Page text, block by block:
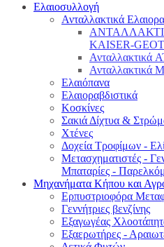
Ελαιοσυλλογή
Ανταλλακτικά
KAISER-
Ανταλλακτικά
Ανταλλακτικά
Ελαιόπανα
Ελαιοραβδιστικά
Κοσκίνες
Σακιά Δίχτυα &
Χτένες
Δοχεία Τροφίμων -
Μετασχηματιστές -
Μπαταρίες -
Μηχανήματα Κήπου και
Eρπυστριοφόρα
Γεννήτριες βενζίνης
Εξαγωγέας
Εξαερωτήρες -